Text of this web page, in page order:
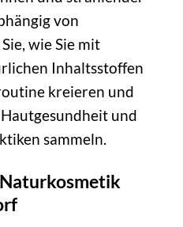
von
wie Sie mit
Inhaltsstoffen
kreieren und
und
sammeln.